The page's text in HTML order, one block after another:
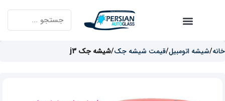
خانه شیشه اتومبیل قیمت شیشه جک شیشه جک j3